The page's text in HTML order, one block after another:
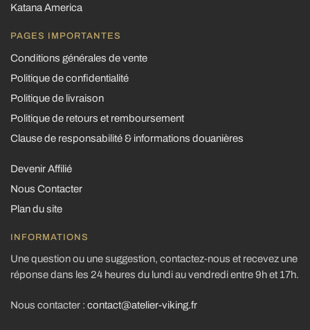
Katana America
PAGES IMPORTANTES
Conditions générales de vente
Politique de confidentialité
Politique de livraison
Politique de retours et remboursement
Clause de responsabilité & informations douanières
Devenir Affilié
Nous Contacter
Plan du site
INFORMATIONS
Une question ou une suggestion, contactez-nous et recevez une
réponse dans les 24 heures du lundi au vendredi entre 9h et 17h.
Nous contacter : contact@atelier-viking.fr